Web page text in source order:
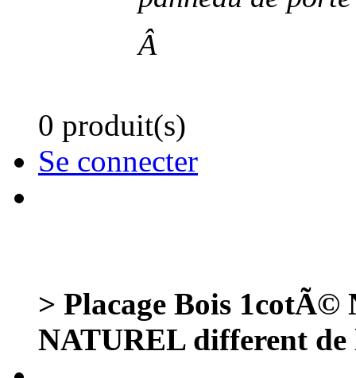
Â
0 produit(s)
Se connecter
> Placage Bois
NATUREL different